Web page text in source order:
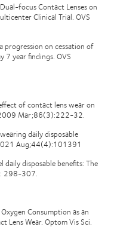
focus Contact Lenses on
Clinical Trial. OVS
progression on cessation of
7 year findings. OVS
of contact lens wear on
Mar;86(3):222-32.
daily disposable
Aug;44(4):101391
disposable benefits: The
298-307.
Consumption as an
Lens Wear. Optom Vis Sci.